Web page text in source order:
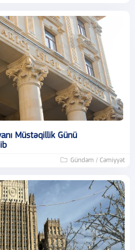
Müstəqillik Günü
Gündəm / Cəmiyyət